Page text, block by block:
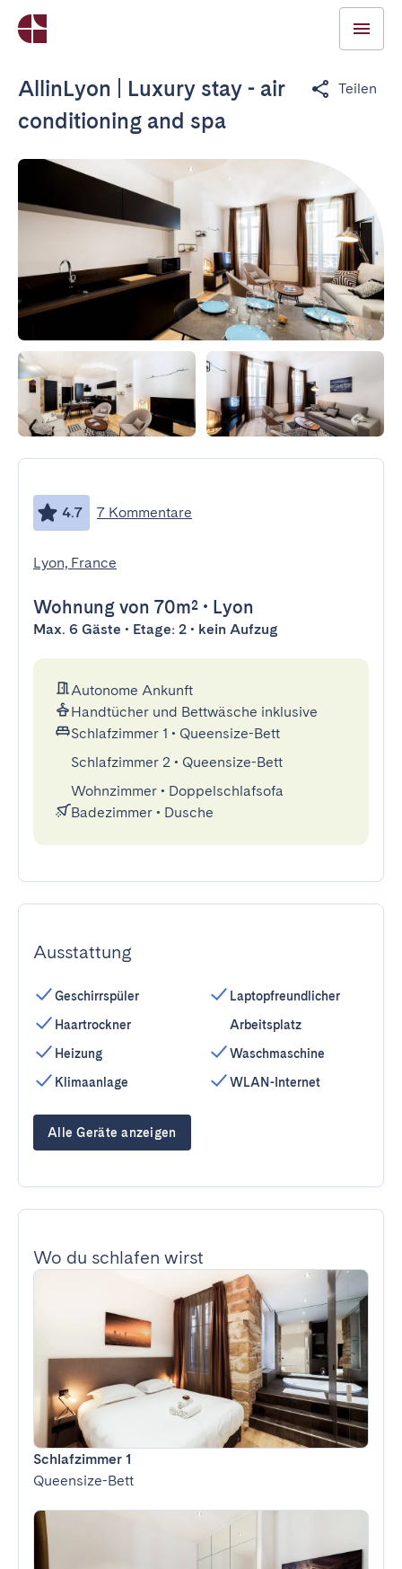
AllinLyon | Luxury stay - air
conditioning and spa
Teilen
4.7 7 Kommentare
Lyon, France
Wohnung von 70m² • Lyon
Max. 6 Gäste • Etage: 2 • kein Aufzug
Autonome Ankunft
Handtücher und Bettwäsche inklusive
Schlafzimmer 1 • Queensize-Bett
Schlafzimmer 2 • Queensize-Bett
Wohnzimmer • Doppelschlafsofa
Badezimmer • Dusche
Ausstattung
Geschirrspüler
Haartrockner
Heizung
Klimaanlage
Laptopfreundlicher
Arbeitsplatz
Waschmaschine
WLAN-Internet
Alle Geräte anzeigen
Wo du schlafen wirst
Schlafzimmer 1
Queensize-Bett